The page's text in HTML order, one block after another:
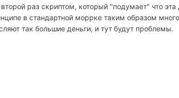
раз скриптом, который "подумает" что
в стандартной моррке таким образом
так большие деньги, и тут будут проблемы.